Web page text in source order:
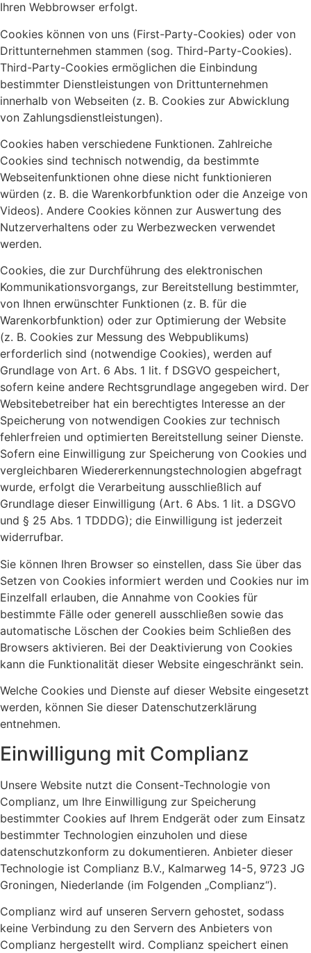
Ihren Webbrowser erfolgt.
Cookies können von uns (First-Party-Cookies) oder von
Drittunternehmen stammen (sog. Third-Party-Cookies).
Third-Party-Cookies ermöglichen die Einbindung
bestimmter Dienstleistungen von Drittunternehmen
innerhalb von Webseiten (z. B. Cookies zur Abwicklung
von Zahlungsdienstleistungen).
Cookies haben verschiedene Funktionen. Zahlreiche
Cookies sind technisch notwendig, da bestimmte
Webseitenfunktionen ohne diese nicht funktionieren
würden (z. B. die Warenkorbfunktion oder die Anzeige von
Videos). Andere Cookies können zur Auswertung des
Nutzerverhaltens oder zu Werbezwecken verwendet
werden.
Cookies, die zur Durchführung des elektronischen
Kommunikationsvorgangs, zur Bereitstellung bestimmter,
von Ihnen erwünschter Funktionen (z. B. für die
Warenkorbfunktion) oder zur Optimierung der Website
(z. B. Cookies zur Messung des Webpublikums)
erforderlich sind (notwendige Cookies), werden auf
Grundlage von Art. 6 Abs. 1 lit. f DSGVO gespeichert,
sofern keine andere Rechtsgrundlage angegeben wird. Der
Websitebetreiber hat ein berechtigtes Interesse an der
Speicherung von notwendigen Cookies zur technisch
fehlerfreien und optimierten Bereitstellung seiner Dienste.
Sofern eine Einwilligung zur Speicherung von Cookies und
vergleichbaren Wiedererkennungstechnologien abgefragt
wurde, erfolgt die Verarbeitung ausschließlich auf
Grundlage dieser Einwilligung (Art. 6 Abs. 1 lit. a DSGVO
und § 25 Abs. 1 TDDDG); die Einwilligung ist jederzeit
widerrufbar.
Sie können Ihren Browser so einstellen, dass Sie über das
Setzen von Cookies informiert werden und Cookies nur im
Einzelfall erlauben, die Annahme von Cookies für
bestimmte Fälle oder generell ausschließen sowie das
automatische Löschen der Cookies beim Schließen des
Browsers aktivieren. Bei der Deaktivierung von Cookies
kann die Funktionalität dieser Website eingeschränkt sein.
Welche Cookies und Dienste auf dieser Website eingesetzt
werden, können Sie dieser Datenschutzerklärung
entnehmen.
Einwilligung mit Complianz
Unsere Website nutzt die Consent-Technologie von
Complianz, um Ihre Einwilligung zur Speicherung
bestimmter Cookies auf Ihrem Endgerät oder zum Einsatz
bestimmter Technologien einzuholen und diese
datenschutzkonform zu dokumentieren. Anbieter dieser
Technologie ist Complianz B.V., Kalmarweg 14-5, 9723 JG
Groningen, Niederlande (im Folgenden „Complianz“).
Complianz wird auf unseren Servern gehostet, sodass
keine Verbindung zu den Servern des Anbieters von
Complianz hergestellt wird. Complianz speichert einen